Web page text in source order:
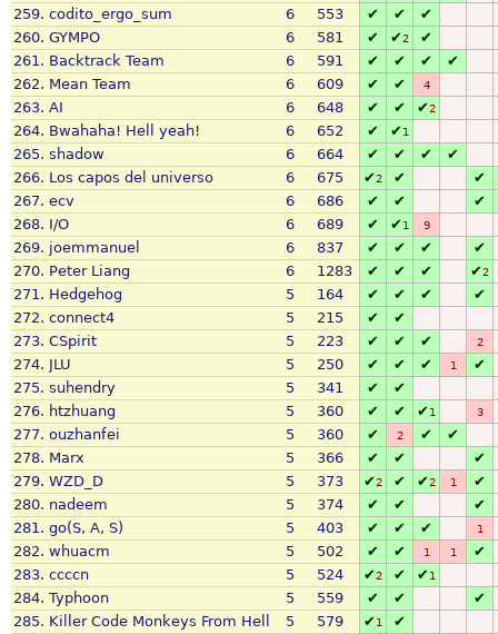
259. codito_ergo_sum 6 553 ✔ ✔
✔
260. GYMPO 6 581 ✔ ✔2
✔
261. Backtrack Team 6 591 ✔ ✔ ✔
✔
262. Mean Team 6 609 ✔ ✔ 4
263. AI 6 648 ✔ ✔ ✔2
264. Bwahaha! Hell yeah! 6 652 ✔ ✔1
265. shadow 6 664 ✔ ✔ ✔
✔
266. Los capos del universo 6 675 ✔2 ✔
✔
267. ecv 6 686 ✔ ✔
✔
268. I/O 6 689 ✔ ✔1 9
269. joemmanuel 6 837 ✔ ✔ ✔
✔
270. Peter Liang 6 1283 ✔ ✔ ✔ ✔2
271. Hedgehog 5 164 ✔ ✔ ✔
✔
272. connect4 5 215 ✔
✔
273. CSpirit 5 223 ✔ ✔ ✔ 2
274. JLU 5 250 ✔ ✔ ✔ 1
✔
275. suhendry 5 341 ✔
✔
276. htzhuang 5 360 ✔ ✔ ✔1 3
277. ouzhanfei 5 360 ✔ 2 ✔
✔
278. Marx 5 366 ✔ ✔
✔
279. WZD_D 5 373 ✔2 ✔ ✔2 1
✔
280. nadeem 5 374 ✔ ✔
✔
281. go(S, A, S) 5 403 ✔ ✔ ✔ 1
282. whuacm 5 502 ✔ ✔ 1 1
✔
283. ccccn 5 524 ✔2 ✔ ✔1
284. Typhoon 5 559 ✔ ✔
✔
285. Killer Code Monkeys From Hell 5 579 ✔1
✔